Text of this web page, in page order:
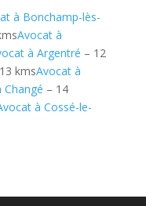
à Bonchamp-lès-
Avocat à
à Argentré – 12
kmsAvocat à
Changé – 14
à Cossé-le-